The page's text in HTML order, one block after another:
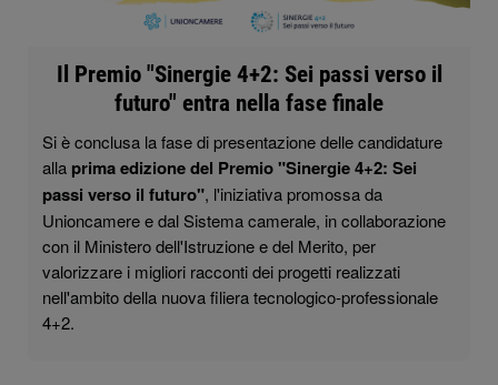
Il Premio "Sinergie 4+2: Sei passi verso il
futuro" entra nella fase finale
Si è conclusa la fase di presentazione delle candidature
alla prima edizione del Premio "Sinergie 4+2: Sei
passi verso il futuro", l'iniziativa promossa da
Unioncamere e dal Sistema camerale, in collaborazione
con il Ministero dell'Istruzione e del Merito, per
valorizzare i migliori racconti dei progetti realizzati
nell'ambito della nuova filiera tecnologico-professionale
4+2.